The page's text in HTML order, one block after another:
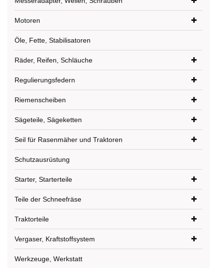
Motoren
Öle, Fette, Stabilisatoren
Räder, Reifen, Schläuche
Regulierungsfedern
Riemenscheiben
Sägeteile, Sägeketten
Seil für Rasenmäher und Traktoren
Schutzausrüstung
Starter, Starterteile
Teile der Schneefräse
Traktorteile
Vergaser, Kraftstoffsystem
Werkzeuge, Werkstatt